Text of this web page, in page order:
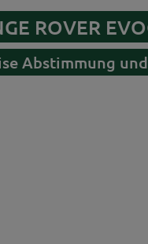
ROVER
Abstimmung